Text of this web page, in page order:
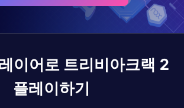
이어로 트리비아크랙 2
플레이하기